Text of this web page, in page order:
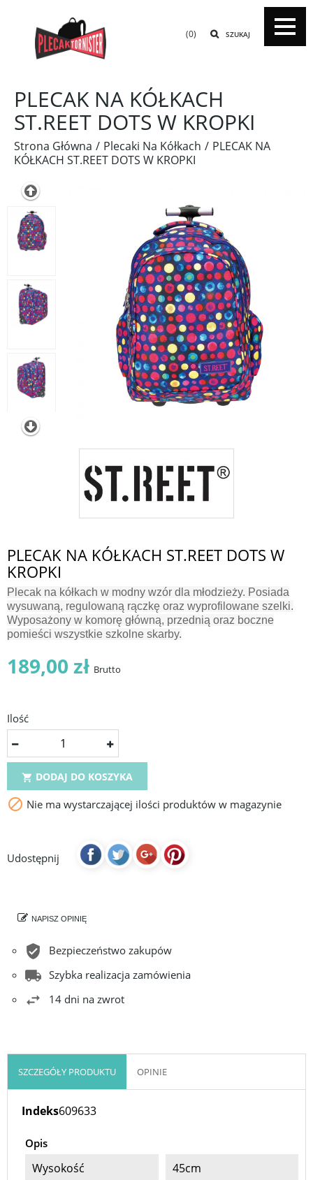
SZUKAJ
(0)
PLECAK NA KÓŁKACH
ST.REET DOTS W KROPKI
Strona Główna Plecaki Na Kółkach
PLECAK NA
KÓŁKACH ST.REET DOTS W KROPKI
PLECAK NA KÓŁKACH ST.REET DOTS W
KROPKI
Plecak na kółkach w modny wzór dla młodzieży. Posiada
wysuwaną, regulowaną rączkę oraz wyprofilowane szelki.
Wyposażony w komorę główną, przednią oraz boczne
pomieści wszystkie szkolne skarby.
189,00 zł Brutto
Ilość
 DODAJ DO KOSZYKA
 Nie ma wystarczającej ilości produktów w magazynie
Udostępnij
NAPISZ OPINIĘ
Bezpieczeństwo zakupów
Szybka realizacja zamówienia
14 dni na zwrot
SZCZEGÓŁY PRODUKTU OPINIE
Indeks609633
Opis
Wysokość 45cm